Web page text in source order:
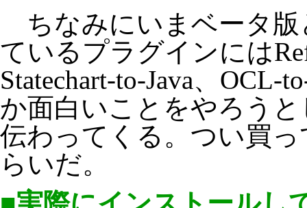
ちなみにいまベータ版
ているプラグインには
Statechart-to-Java、OCL-
か面白いことをやろう
伝わってくる。つい買
らいだ。